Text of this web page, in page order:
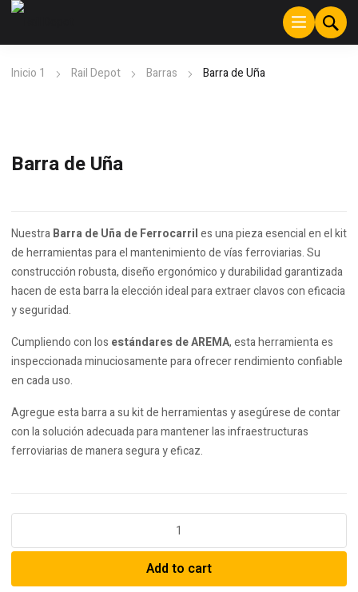
Inicio 1 Rail Depot Barras Barra de Uña
Barra de Uña
NuestraBarra de Uña de Ferrocarriles una pieza esencial en el kit
de herramientas para el mantenimiento de vías ferroviarias. Su
construcción robusta, diseño ergonómico y durabilidad garantizada
hacen de esta barra la elección ideal para extraer clavos con eficacia
y seguridad.
Cumpliendo con los estándares de AREMA, esta herramienta es
inspeccionada minuciosamente para ofrecer rendimiento confiable
en cada uso.
Agregue esta barra a su kit de herramientas y asegúrese de contar
con la solución adecuada para mantener las infraestructuras
ferroviarias de manera segura y eficaz.
Uña
Add to cart